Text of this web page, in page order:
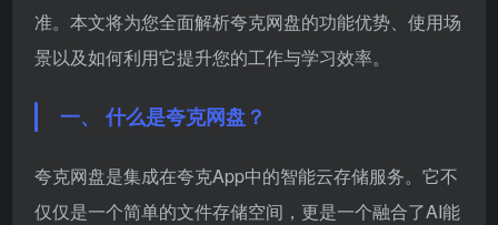
准。本文将为您全面解析夸克网盘的功能优势、使用场
景以及如何利用它提升您的工作与学习效率。
一、 什么是夸克网盘？
夸克网盘是集成在夸克App中的智能云存储服务。它不
仅仅是一个简单的文件存储空间，更是一个融合了AI能